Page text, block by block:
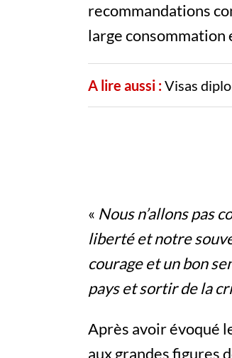
recommandations
large consommation
A lire aussi :Visas
« Nous n’allons pas
liberté et notre
courage et un bon
pays et sortir de la
Après avoir évoqué
aux grandes figures